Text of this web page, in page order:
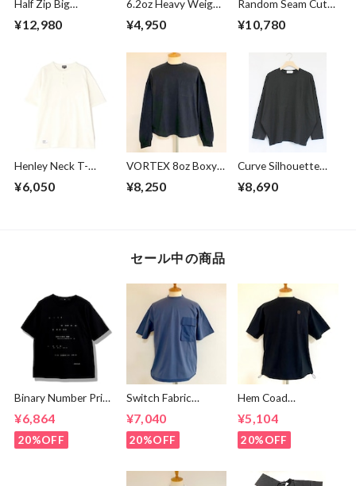
Half Zip Big
Pullover Gray
¥12,980
6.2oz Heavy Weight
T-shirts FRP-0038
¥4,950
Random Seam Cut
Off Crew Neck L/S
T-shirts White
¥10,780
Henley Neck T-
shirts Off White
¥6,050
VORTEX 8oz Boxy
Cropped L/S Tee
with with Glasses
¥8,250
Curve Silhouette
Cut & Sewn Black
¥8,690
セール中の商品
Binary Number Print
¥6,864
20%OFF
Switch Fabric
Ash Navy
¥7,040
20%OFF
Hem Coad
shirts Black /
Brown
¥5,104
20%OFF